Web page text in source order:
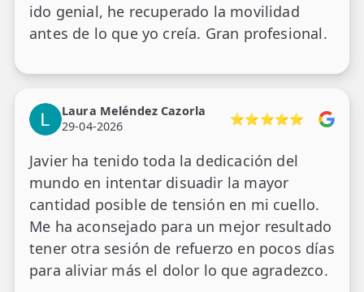
ido genial, he recuperado la movilidad
antes de lo que yo creía. Gran profesional.
Laura Meléndez Cazorla
29-04-2026
⭐⭐⭐⭐⭐
Javier ha tenido toda la dedicación del
mundo en intentar disuadir la mayor
cantidad posible de tensión en mi cuello.
Me ha aconsejado para un mejor resultado
tener otra sesión de refuerzo en pocos días
para aliviar más el dolor lo que agradezco.